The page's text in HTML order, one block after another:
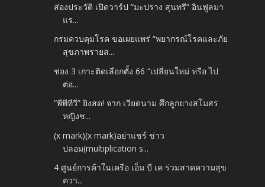
ส่องประวัติ เปิดวาร์ป “มะปราง สุนทรี” อินฟูลมา
แร...
กรมควบคุมโรค ขอเผยแพร่ “พยากรณ์โรคและภัย
สุขภาพรายส...
ช่อง 3 เกาะติดเลือกตั้ง 66 “เปลี่ยนใหม่ หรือ ไป
ต่อ...
“พีพีทีวี” ยิงสด! จาก เวียดนาม ศึกลูกยางสโมสร
หญิงช...
(x mark)(x mark)อย่าแชร์ ข่าว
ปลอม(multiplication s...
4 ศูนย์การค้าในเครือ เอ็ม บี เค ร่วมสาดความสุข
ควา...